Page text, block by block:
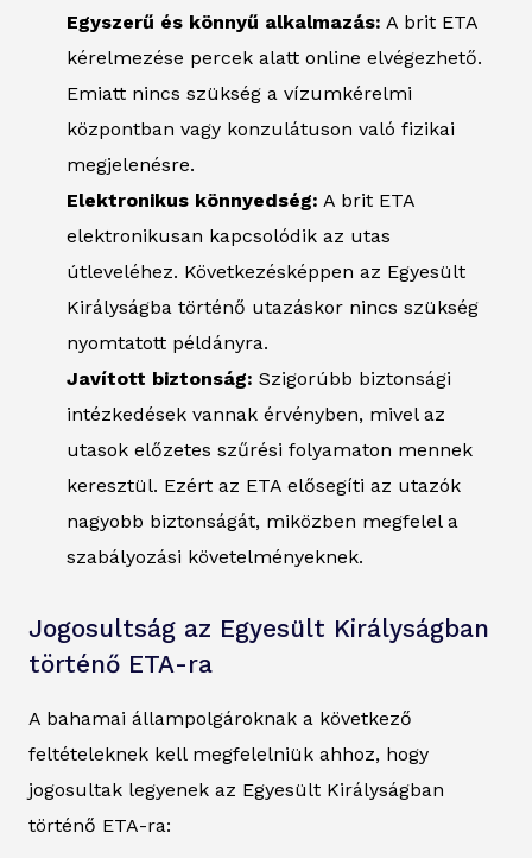
Egyszerű és könnyű alkalmazás: A brit ETA
kérelmezése percek alatt online elvégezhető.
Emiatt nincs szükség a vízumkérelmi
központban vagy konzulátuson való fizikai
megjelenésre.
Elektronikus könnyedség: A brit ETA
elektronikusan kapcsolódik az utas
útleveléhez. Következésképpen az Egyesült
Királyságba történő utazáskor nincs szükség
nyomtatott példányra.
Javított biztonság: Szigorúbb biztonsági
intézkedések vannak érvényben, mivel az
utasok előzetes szűrési folyamaton mennek
keresztül. Ezért az ETA elősegíti az utazók
nagyobb biztonságát, miközben megfelel a
szabályozási követelményeknek.
Jogosultság az Egyesült Királyságban
történő ETA-ra
A bahamai állampolgároknak a következő
feltételeknek kell megfelelniük ahhoz, hogy
jogosultak legyenek az Egyesült Királyságban
történő ETA-ra: